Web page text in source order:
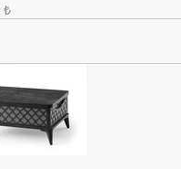
₺